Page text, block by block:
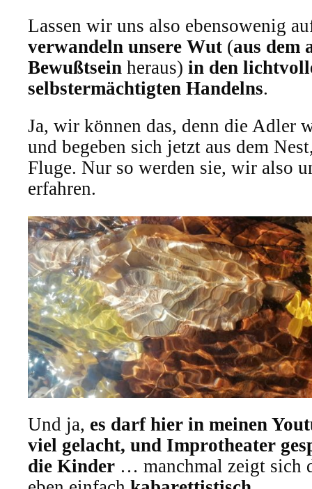
Lassen wir uns also ebensowenig
verwandeln unsere Wut (aus dem
Bewußtsein heraus) in den
selbstermächtigten Handelns.
Ja, wir können das, denn die Adler
und begeben sich jetzt aus dem
Fluge. Nur so werden sie, wir also
erfahren.
Und ja, es darf hier in meinen
viel gelacht, und Improtheater
die Kinder … manchmal zeigt sich